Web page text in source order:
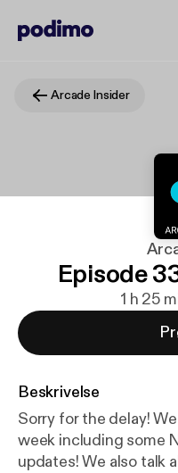
Arcade Insider
Episode
1 h 25
Beskrivelse
Sorry for the delay!
week including some
updates! We also talk